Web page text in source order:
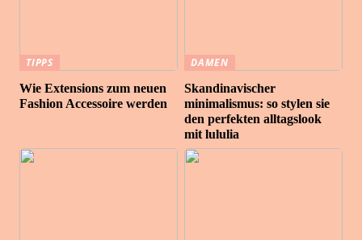
TIPPS
Wie Extensions zum neuen
Fashion Accessoire werden
DAMEN
Skandinavischer
minimalismus: so stylen sie
den perfekten alltagslook
mit lululia